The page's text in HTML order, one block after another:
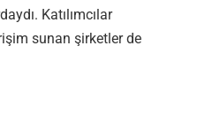
Katılımcılar
sunan şirketler de